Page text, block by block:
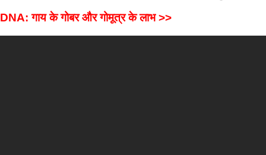
DNA: गाय के गोबर और गोमूत्र के लाभ >>